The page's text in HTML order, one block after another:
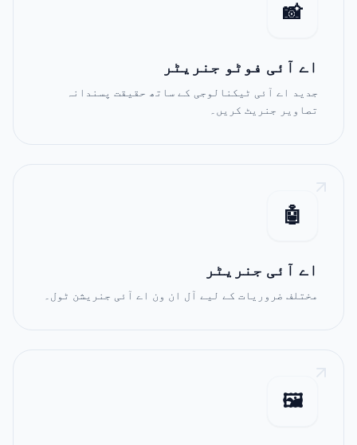
📸
اے آئی فوٹو جنریٹر
جدید اے آئی ٹیکنالوجی کے ساتھ حقیقت پسندانہ
تصاویر جنریٹ کریں۔
🤖
اے آئی جنریٹر
مختلف ضروریات کے لیے آل ان ون اے آئی جنریشن ٹول۔
🖼️